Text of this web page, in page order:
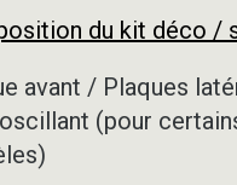
du kit déco /
avant / Plaques
(pour